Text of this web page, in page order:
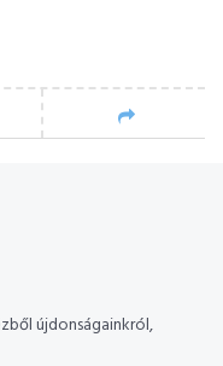
újdonságainkról,